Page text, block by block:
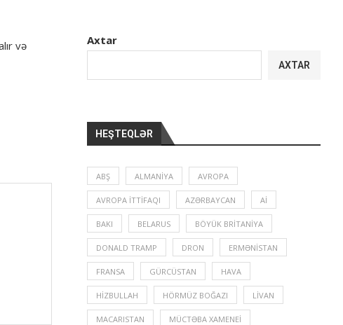
və
Axtar
AXTAR
HEŞTEQLƏR
ABŞ ALMANIYA AVROPA
AVROPA İTTIFAQI AZƏRBAYCAN Aİ
BAKI BELARUS BÖYÜK BRITANIYA
DONALD TRAMP DRON ERMƏNISTAN
FRANSA GÜRCÜSTAN HAVA
HIZBULLAH HÖRMÜZ BOĞAZI LIVAN
MACARISTAN MÜCTƏBA XAMENEI